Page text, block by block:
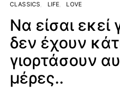
CLASSICS LIFE LOVE
Να είσαι εκεί
δεν έχουν
γιορτάσουν
μέρες..